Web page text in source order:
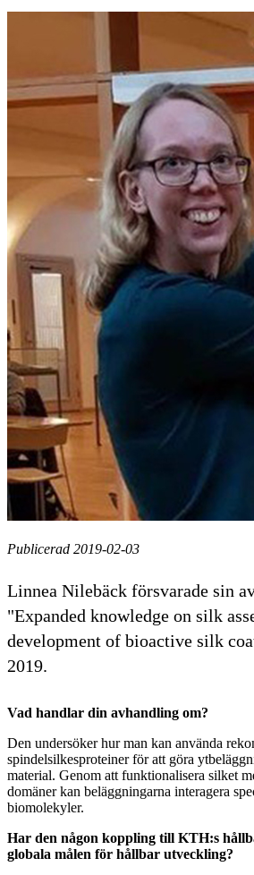
Publicerad 2019-02-03
Linnea Nilebäck försvarade sin
"Expanded knowledge on silk
development of bioactive silk
2019.
Vad handlar din avhandling om?
Den undersöker hur man kan använda
spindelsilkesproteiner för att göra
material. Genom att funktionalisera silket
domäner kan beläggningarna interagera
biomolekyler.
Har den någon koppling till KTH:s
globala målen för hållbar utveckling?